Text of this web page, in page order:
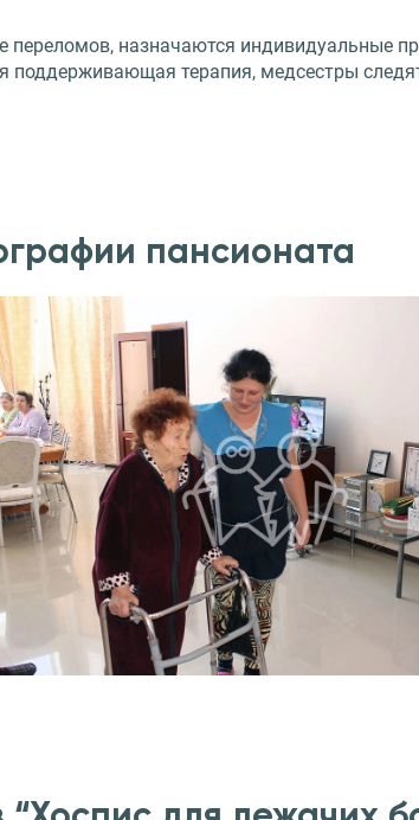
назначаются индивидуальные
терапия, медсестры
пансионата